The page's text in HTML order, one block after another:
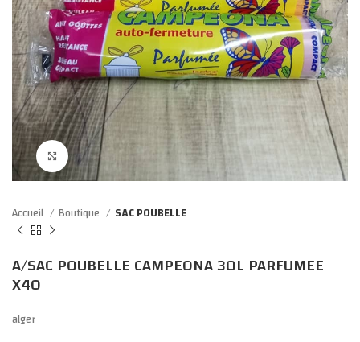
Click to enlarge
Accueil Boutique SAC POUBELLE
A/SAC POUBELLE CAMPEONA 30L PARFUMEE
X40
alger